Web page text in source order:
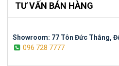
TƯ VẤN BÁN HÀNG
Showroom: 77 Tôn Đức Thắng,
096 728 7777